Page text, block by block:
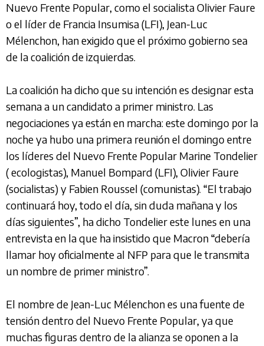
Nuevo Frente Popular, como el socialista Olivier Faure
o el líder de Francia Insumisa (LFI), Jean-Luc
Mélenchon, han exigido que el próximo gobierno sea
de la coalición de izquierdas.
La coalición ha dicho que su intención es designar esta
semana a un candidato a primer ministro. Las
negociaciones ya están en marcha: este domingo por la
noche ya hubo una primera reunión el domingo entre
los líderes del Nuevo Frente Popular Marine Tondelier
( ecologistas), Manuel Bompard (LFI), Olivier Faure
(socialistas) y Fabien Roussel (comunistas). “El trabajo
continuará hoy, todo el día, sin duda mañana y los
días siguientes”, ha dicho Tondelier este lunes en una
entrevista en la que ha insistido que Macron “debería
llamar hoy oficialmente al NFP para que le transmita
un nombre de primer ministro”.
El nombre de Jean-Luc Mélenchon es una fuente de
tensión dentro del Nuevo Frente Popular, ya que
muchas figuras dentro de la alianza se oponen a la